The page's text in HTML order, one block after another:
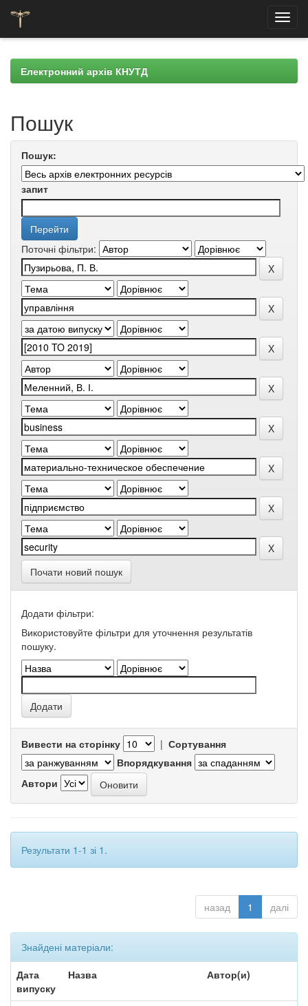
navigationЕлектронний архів КНУТД
Пошук
Пошук:
запит
Поточні фільтри:
Почати новий пошук
Додати фільтри:
Використовуйте фільтри для уточнення результатів
пошуку.
Вивести на сторінку | Сортування
Впорядкування
Автори
Результати 1-1 зі 1.
назад 1 далі
Знайдені матеріали:
Дата
випуску
Назва Автор(и)